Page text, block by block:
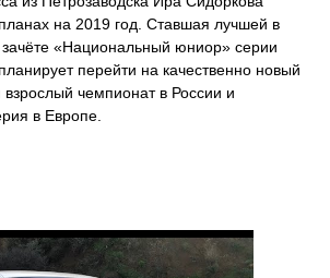
на 2019 год. Ставшая лучшей в
«Национальный юниор» серии
перейти на качественно новый
чемпионат в России и
в Европе.